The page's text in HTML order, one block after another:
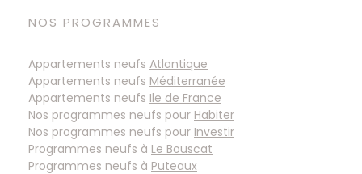
NOS PROGRAMMES
Appartements neufs Atlantique
Appartements neufs Méditerranée
Appartements neufs Ile de France
Nos programmes neufs pour Habiter
Nos programmes neufs pour Investir
Programmes neufs à
Programmes neufs à